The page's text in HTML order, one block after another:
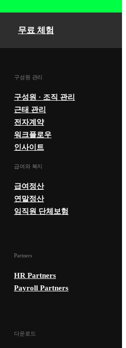
무료 체험
구성원 관리
구성원 · 조직 관리
근태 관리
전자계약
워크플로우
인사이트
급여와 복지
급여정산
연말정산
임직원 단체보험
Partners
HR Partners
Payroll Partners
다운로드